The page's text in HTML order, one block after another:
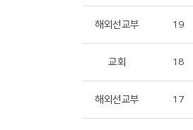
해외선교부 19
교회 18
해외선교부 17